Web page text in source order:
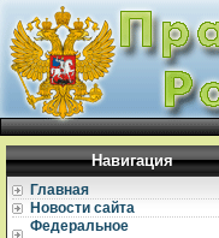
Навигация
Главная
Новости сайта
Федеральное